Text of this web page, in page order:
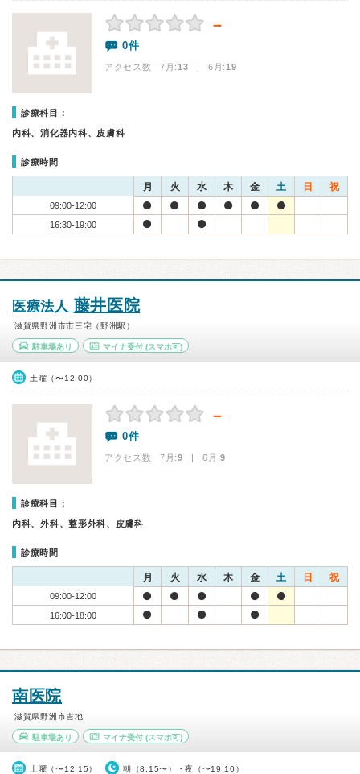
－
0件
アクセス数 7月:13 | 6月:19
診療科目：
内科、消化器内科、皮膚科
診療時間
月 火 水 木 金 土 日 祝
09:00-12:00
16:30-19:00
医療法人 藤井医院
滋賀県野洲市市三宅（野洲駅）
駐車場あり マイナ受付(スマホ可)
土曜（〜12:00）
－
0件
アクセス数 7月:9 | 6月:9
診療科目：
内科、外科、整形外科、皮膚科
診療時間
月 火 水 木 金 土 日 祝
09:00-12:00
16:00-18:00
南医院
滋賀県野洲市吉地
駐車場あり マイナ受付(スマホ可)
土曜（〜12:15） 朝（8:15〜）・夜（〜19:10）